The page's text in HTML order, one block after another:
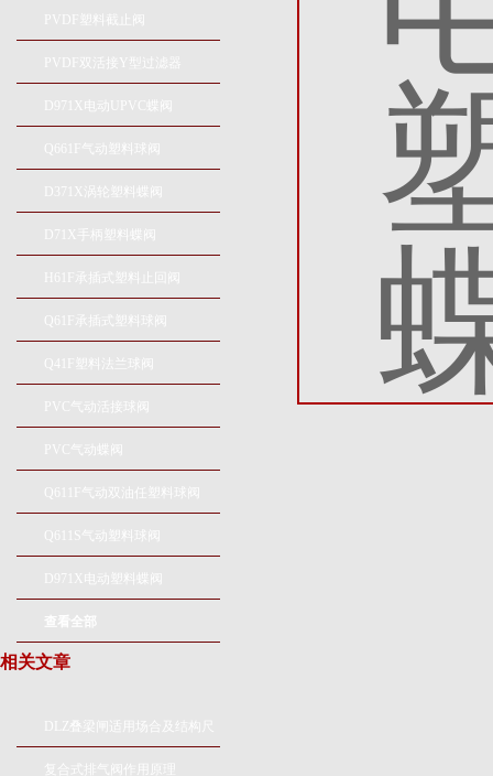
PVDF塑料截止阀
PVDF双活接Y型过滤器
D971X电动UPVC蝶阀
Q661F气动塑料球阀
D371X涡轮塑料蝶阀
D71X手柄塑料蝶阀
Q61F承插式塑料球阀
Q41F塑料法兰球阀
PVC气动活接球阀
PVC气动蝶阀
Q611F气动双油任塑料球阀
Q611S气动塑料球阀
D971X电动塑料蝶阀
查看全部
相关文章
DLZ叠梁闸适用场合及结构尺